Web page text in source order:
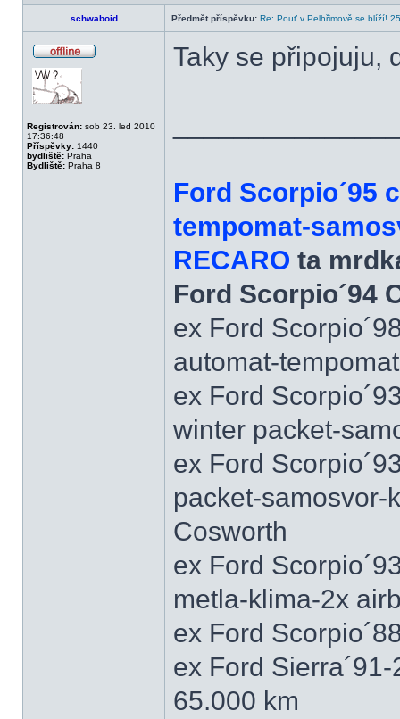
schwaboid Předmět příspěvku: Re: Pouť v Pelhřimově se blíží!
Registrován: sob 23. led 2010
17:36:48
Příspěvky: 1440
bydliště: Praha
Bydliště: Praha 8
Taky se připojuju,
Ford Scorpio´95
tempomat-
RECARO ta
Ford Scorpio´94
ex Ford
automat-
ex Ford
winter packet-
ex Ford
packet-samosvor-
Cosworth
ex Ford
metla-klima-2x
ex Ford
ex Ford
65.000 km